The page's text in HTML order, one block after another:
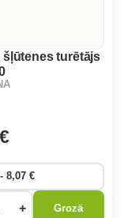
šļūtenes turētājs
+ Grozā